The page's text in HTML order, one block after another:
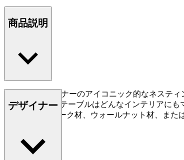
商品説明
ハンス J. ウェグナーのアイコニック的なネステ
り、このサイドテーブルはどんなインテリアに
FSC™認証のオーク材、ウォールナット材、また
デザイナー